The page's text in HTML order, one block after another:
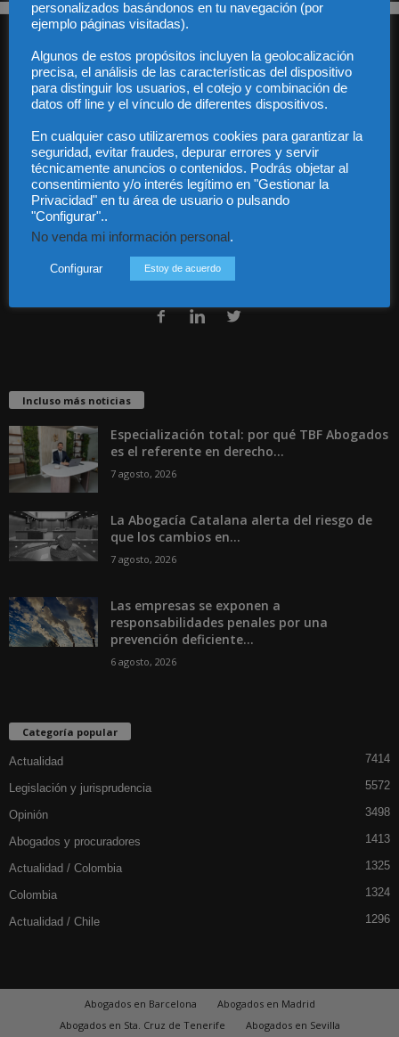
Audiencia y Publicidad
Quiénes somos
Legal
Privacidad
Contacto
Contáctanos:info@diariojuridico.com
Incluso más noticias
Especialización total: por qué TBF Abogados
es el referente en derecho...
7 agosto, 2026
La Abogacía Catalana alerta del riesgo de
que los cambios en...
7 agosto, 2026
Las empresas se exponen a
responsabilidades penales por una
prevención deficiente...
6 agosto, 2026
Categoría popular
Actualidad 7414
Legislación y jurisprudencia 5572
Opinión 3498
Abogados y procuradores 1413
Actualidad / Colombia 1325
Colombia 1324
Actualidad / Chile 1296
Abogados en Barcelona
Abogados en Madrid
Abogados en Sta. Cruz de Tenerife
Abogados en Sevilla
personalizados basándonos en tu navegación (por
ejemplo páginas visitadas).
Algunos de estos propósitos incluyen la geolocalización
precisa, el análisis de las características del dispositivo
para distinguir los usuarios, el cotejo y combinación de
datos off line y el vínculo de diferentes dispositivos.
En cualquier caso utilizaremos cookies para garantizar la
seguridad, evitar fraudes, depurar errores y servir
técnicamente anuncios o contenidos. Podrás objetar al
consentimiento y/o interés legítimo en "Gestionar la
Privacidad" en tu área de usuario o pulsando
"Configurar"..
No venda mi información personal .
Configurar Estoy de acuerdo